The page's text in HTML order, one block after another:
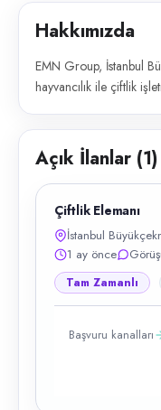
Hakkımızda
EMN Group, İstanbul
hayvancılık ile çiftlik
Açık İlanlar (1)
Çiftlik Elemanı
İstanbul
1 ay önce
Tam Zamanlı
Başvuru kanalları